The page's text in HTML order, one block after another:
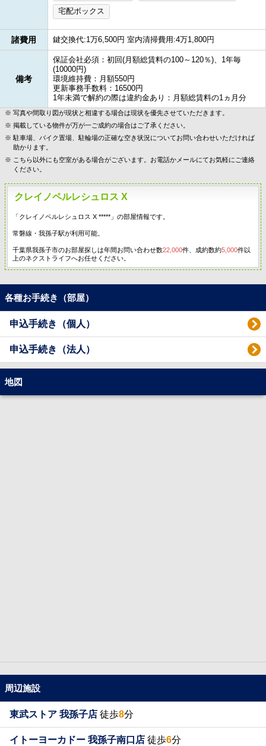
宅配ボックス
諸費用 鍵交換代:1万6,500円 室内清掃費用:4万1,800円
備考
保証会社必須：初回(月額総賃料の100～120％)、1年毎
(10000円)
環境維持費：月額550円
更新事務手数料：16500円
1年未満で解約の際は違約金あり：月額総賃料の1ヵ月分
写真や間取り図が現状と相違する場合は現状を優先させていただきます。
掲載している物件が万が一ご成約の場合はご了承ください。
駐車場、バイク置場、駐輪場の正確な空き状況についてお問い合わせいただければ
助かります。
こちら以外にも空室がある場合がございます。お電話かメールにてお気軽にご連絡
ください。
クレイノペルレシュロス X
「クレイノペルレシュロス X *****」の部屋情報です。
常磐線・我孫子駅が利用可能。
千葉県我孫子市のお部屋探しは年間お問い合わせ数22,000件、成約数約5,000件以
上のネクストライフへお任せください。
各種お手続き（部屋）
申込手続き（個人）
申込手続き（法人）
地図
周辺施設
東武ストア 我孫子店 徒歩8分
イトーヨーカドー 我孫子南口店 徒歩6分